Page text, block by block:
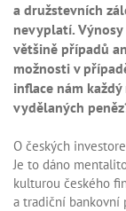
Kontakt
a družstevních
nevyplatí.
většině případů
možnosti v
inflace nám
vydělaných
O českých
Je to dáno
kulturou českého
a tradiční bankovní